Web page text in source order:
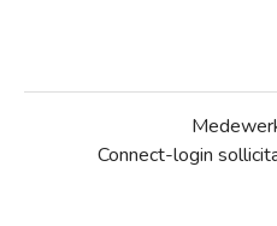
Connect-login